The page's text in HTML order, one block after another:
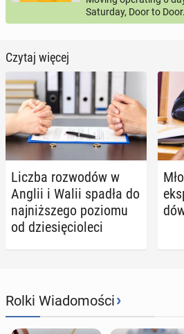
Saturday, Door to Door.
Czytaj więcej
Liczba roz­wo­dów w
Anglii i Walii spadła do
naj­niż­sze­go poziomu
od dzie­się­cio­le­ci
Rolki Wiadomości›